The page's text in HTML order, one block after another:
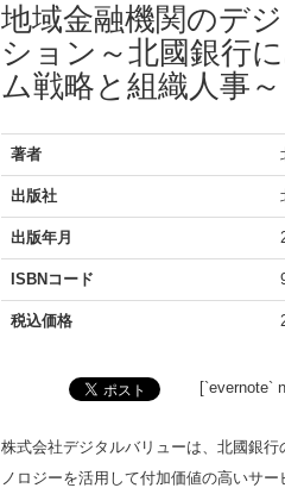
地域金融機関のデ
ション～北國銀行
ム戦略と組織人事～
著者
出版社
出版年月
ISBNコード
税込価格
[`evernote`
株式会社デジタルバリューは、北國銀
ノロジーを活用して付加価値の高いサ